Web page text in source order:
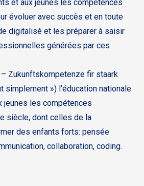
et aux jeunes les compétences
évoluer avec succès et en toute
digitalisé et les préparer à saisir
générées par ces
Zukunftskompetenze fir staark
simplement ») l’éducation nationale
jeunes les compétences
siècle, dont celles de la
des enfants forts: pensée
collaboration, coding.